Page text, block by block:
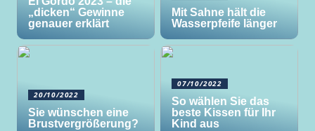
„dicken“ Gewinne
genauer erklärt
Mit Sahne hält die
Wasserpfeife länger
20/10/2022
Sie wünschen eine
Brustvergrößerung?
07/10/2022
So wählen Sie das
beste Kissen für Ihr
Kind aus